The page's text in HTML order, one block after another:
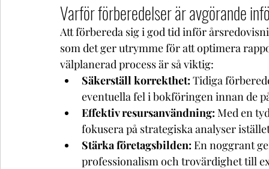
Varför förberedelser är avgörande
Att förbereda sig i god tid inför
som det ger utrymme för att optimera
välplanerad process är så viktig:
Säkerställ korrekthet: Tidiga
eventuella fel i bokföringen innan de
Effektiv resursanvändning: Med en
fokusera på strategiska analyser
Stärka företagsbilden: En noggrant
professionalism och trovärdighet till